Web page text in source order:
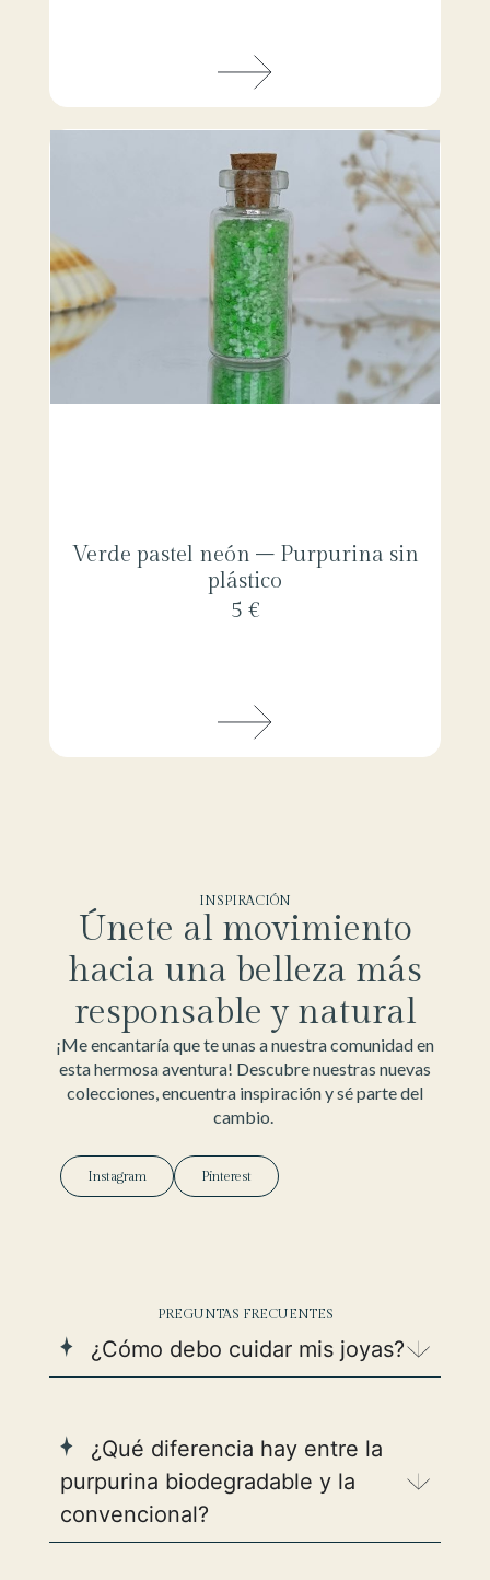
Verde pastel neón – Purpurina sin
plástico
5 €
INSPIRACIÓN
Únete al movimiento
hacia una belleza más
responsable y natural
¡Me encantaría que te unas a nuestra comunidad en
esta hermosa aventura! Descubre nuestras nuevas
colecciones, encuentra inspiración y sé parte del
cambio.
Instagram Pinterest
PREGUNTAS FRECUENTES
¿Cómo debo cuidar mis joyas?
¿Qué diferencia hay entre la
purpurina biodegradable y la
convencional?